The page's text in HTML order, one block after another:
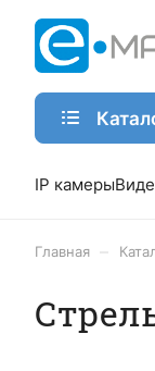
IP камеры
Главная